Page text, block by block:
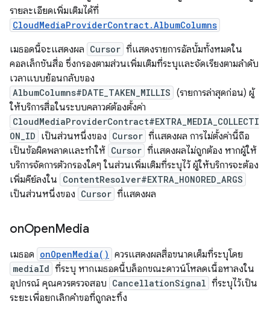
รายละเอียดเพิ่มเติมได้ที่
CloudMediaProviderContract.AlbumColumns
เมธอดนี้จะแสดงผล Cursor ที่แสดงรายการอัลบั้มทั้งหมดใน
คอลเล็กชันสื่อ ซึ่งกรองตามส่วนเพิ่มเติมที่ระบุและจัดเรียงตามลำดับ
เวลาแบบย้อนกลับของ
AlbumColumns#DATE_TAKEN_MILLIS (รายการล่าสุดก่อน) ผู้
ให้บริการสื่อในระบบคลาวด์ต้องตั้งค่า
CloudMediaProviderContract#EXTRA_MEDIA_COLLECTI
ON_ID เป็นส่วนหนึ่งของ Cursor ที่แสดงผล การไม่ตั้งค่านี้ถือ
เป็นข้อผิดพลาดและทำให้ Cursor ที่แสดงผลไม่ถูกต้อง หากผู้ให้
บริการจัดการตัวกรองใดๆ ในส่วนเพิ่มเติมที่ระบุไว้ ผู้ให้บริการจะต้อง
เพิ่มคีย์ลงใน ContentResolver#EXTRA_HONORED_ARGS
เป็นส่วนหนึ่งของ Cursor ที่แสดงผล
onOpenMedia
เมธอด onOpenMedia() ควรแสดงผลสื่อขนาดเต็มที่ระบุโดย
mediaId ที่ระบุ หากเมธอดนี้บล็อกขณะดาวน์โหลดเนื้อหาลงใน
อุปกรณ์ คุณควรตรวจสอบ CancellationSignal ที่ระบุไว้เป็น
ระยะเพื่อยกเลิกคำขอที่ถูกละทิ้ง